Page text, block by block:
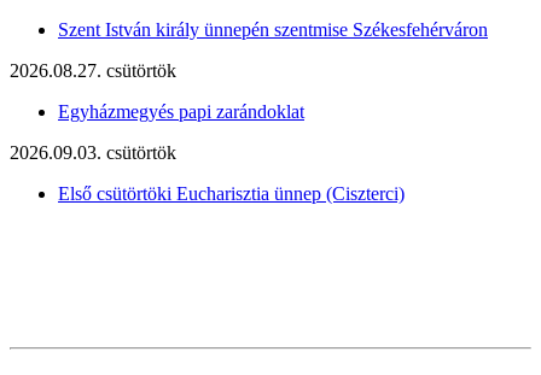
Szent István király ünnepén szentmise Székesfehérváron
2026.08.27. csütörtök
Egyházmegyés papi zarándoklat
2026.09.03. csütörtök
Első csütörtöki Eucharisztia ünnep (Ciszterci)